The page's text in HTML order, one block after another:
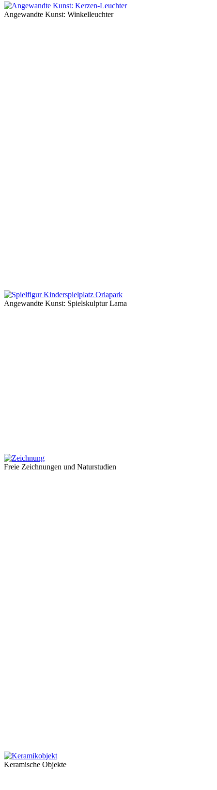
Angewandte Kunst: Winkelleuchter
Angewandte Kunst: Spielskulptur Lama
Freie Zeichnungen und Naturstudien
Keramische Objekte